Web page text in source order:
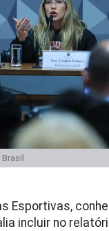
Esportivas,
incluir no